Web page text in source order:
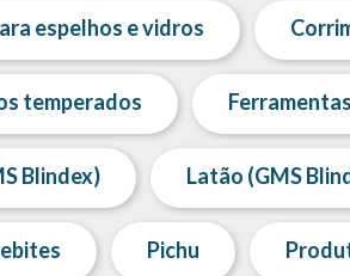
espelhos e vidros
temperados
Blindex) Latão (GMS
Pichu